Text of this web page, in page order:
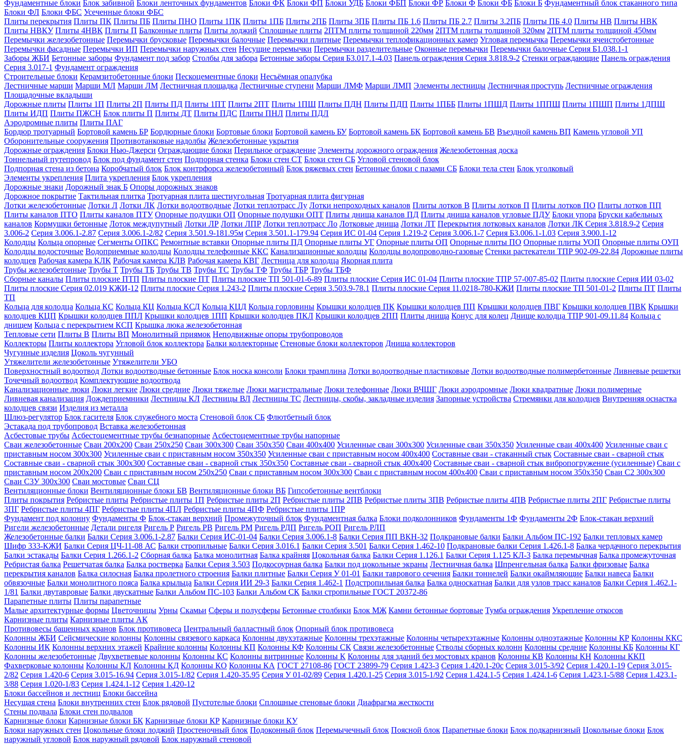
Фундаментные блоки Блок забивной Блоки ленточных фундаментов Блоки ФК Блоки ФП Блоки УДБ Блоки ФБП Блоки ФР Блоки Ф Блоки ФБ Блоки Б Фундаментный блок стаканного типа
Блоки ФЛ Блоки ФБС Усеченные блоки ФБС
Плиты перекрытия Плиты ПК Плиты ПБ Плиты ПНО Плиты 1ПК Плиты 1ПБ Плиты 2ПБ Плиты 3ПБ Плиты ПБ 1.6 Плиты ПБ 2.7 Плиты 3.2ПБ Плиты ПБ 4.0 Плиты НВ Плиты НВК
Плиты НВКУ Плиты 4НВК Плиты П Балконные плиты Плиты лоджий Сплошные плиты 2ПТМ плиты толщиной 220мм 2ПТМ плиты толщиной 320мм 2ПТМ плиты толщиной 450мм
Перемычки железобетонные Перемычки брусковые Перемычки балочные Перемычки плитные Перемычки теплофикационных камер Угловая перемычка Перемычки ячеистобетонные
Перемычки фасадные Перемычки ИП Перемычки наружных стен Несущие перемычки Перемычки разделительные Оконные перемычки Перемычки балочные Серия Б1.038.1-1
Заборы ЖБИ Бетонные заборы Фундамент под забор Столбы для забора Бетонные заборы Серия Б3.017.1-4.03 Панель ограждения Серия 3.818.9-2 Стенки ограждающие Панель ограждения
Серия 3.017-1 Фундамент ограждения
Строительные блоки Керамзитобетонные блоки Пескоцементные блоки Несъёмная опалубка
Лестничные марши Марши МЛ Марши ЛМ Лестничная площадка Лестничные ступени Марши ЛМФ Марши ЛМП Элементы лестницы Лестничная проступь Лестничные ограждения
Площадочные вкладыши
Дорожные плиты Плиты 1П Плиты 2П Плиты ПД Плиты 1ПТ Плиты 2ПТ Плиты 1ПШ Плиты ПДН Плиты ПДП Плиты 1ПББ Плиты 1ПШД Плиты 1ППШ Плиты 1ПШП Плиты 1ДПШ
Плиты ИДП Плиты ПЖСН Блок плиты П Плиты ДТ Плиты ПДС Плиты ПНЛ Плиты ПДЛ
Аэродромные плиты Плиты ПАГ
Бордюр тротуарный Бортовой камень БР Бордюрные блоки Бортовые блоки Бортовой камень БУ Бортовой камень БК Бортовой камень БВ Въездной камень ВП Камень угловой УП
Оборонительные сооружения Противотанковые надолбы Железобетонные укрытия
Дорожные ограждения Блоки Нью-Джерси Ограждающие блоки Перильное ограждение Элементы дорожного ограждения Железобетонная доска
Тоннельный путепровод Блок под фундамент стен Подпорная стенка Блоки стен СТ Блоки стен СБ Угловой стеновой блок
Подпорная стена из бетона Коробчатый блок Блок контрфорса железобетонный Блок ряжевых стен Бетонные блоки с пазами СБ Блоки тела стен Блок уголковый
Элементы укрепления Плита укрепления Блок укрепления
Дорожные знаки Дорожный знак Б Опоры дорожных знаков
Дорожное покрытие Тактильная плитка Тротуарная плита шестиугольная Тротуарная плита фигурная
Лотки железобетонные Лотки Л Лотки ЛК Лотки водоотводные Лотки теплотрасс Лу Лотки непроходных каналов Плиты лотков В Плиты лотков П Плиты лотков ПО Плиты лотков ПП
Плиты каналов ПТО Плиты каналов ПТУ Опорные подушки ОП Опорные подушки ОПТ Плиты днища каналов ПД Плиты днища каналов угловые ПДУ Блоки упора Бруски кабельных
каналов Кормушки бетонные Лоток междупутный Лотки ЛР Лотки ЛПР Лотки теплотрасс Ло Лотковые днища Лотки ЛТ Перекрытия лотковых каналов Лотки ЛК Серия 3.818.9-2 Серия
3.006-2 Серия 3.006.1-2.87 Серия 3.006.1-2/82 Серия 3.501.9-181.95м Серия 3.501.1-179.94 Серия ИС 01-04 Серия 1.219-2 Серия 3.006.1-7 Серия Б3.006.1-1.03 Серия 3.900.1-12
Колодцы Кольца опорные Сегменты ОПКС Ремонтные вставки Опорные плиты ПД Опорные плиты УГ Опорные плиты ОП Опорные плиты ПО Опорные плиты УОП Опорные плиты ОУП
Колодцы водосточные Водоприемные колодцы Колодцы телефонные ККС Канализационные колодцы Колодцы водопроводно-газовые Стенки растекатели ТПР 902-09-22.84 Дорожные плиты
колодцев Рабочая камера КЛК Рабочая камера КЛВ Рабочая камера КВГ Лестница для колодца Якорная плита
Трубы железобетонные Трубы Т Трубы ТБ Трубы ТВ Трубы ТС Трубы ТФ Трубы ТБР Трубы ТБФ
Сборные каналы Плиты плоские ПТП Плиты плоские ПТ Плиты плоские ТП 501-01-6-89 Плиты плоские Серия ИС 01-04 Плиты плоские ТПР 57-007-85-02 Плиты плоские Серия ИИ 03-02
Плиты плоские Серия 02.019 КЖИ-12 Плиты плоские Серия 1.243-2 Плиты плоские Серия 3.503.9-78.1 Плиты плоские Серия 11.0218-780-КЖИ Плиты плоские ТП 501-01-2 Плиты ПТ Плиты
ТП
Кольца для колодца Кольца КС Кольца КЦ Кольца КСД Кольца КЦД Кольца горловины Крышки колодцев ПК Крышки колодцев ПП Крышки колодцев ПВГ Крышки колодцев ПВК Крышки
колодцев КЦП Крышки колодцев ППЛ Крышки колодцев 1ПП Крышки колодцев ПКЛ Крышки колодцев 2ПП Плиты днища Конус для колец Днище колодца ТПР 901-09.11.84 Кольца с
днищем Кольца с перекрытием КСП Крышка люка железобетонная
Тепловые сети Плиты В Плиты ВП Монолитный приямок Неподвижные опоры трубопроводов
Коллекторы Плиты коллектора Угловой блок коллектора Балки коллекторные Стеновые блоки коллекторов Днища коллекторов
Чугунные изделия Цоколь чугунный
Утяжелители железобетонные Утяжелители УБО
Поверхностный водоотвод Лотки водоотводные бетонные Блок носка консоли Блоки трамплина Лотки водоотводные пластиковые Лотки водоотводные полимербетонные Ливневые решетки
Точечный водоотвод Комплектующие водоотвода
Канализационные люки Люки легкие Люки средние Люки тяжелые Люки магистральные Люки телефонные Люки ВЧШГ Люки аэродромные Люки квадратные Люки полимерные
Ливневая канализация Дождеприемники Лестницы КЛ Лестницы ВЛ Лестницы ТС Лестницы, скобы, закладные изделия Запорные устройства Стремянки для колодцев Внутренняя оснастка
колодцев связи Изделия из металла
Шлюз-регулятор Блок гасителя Блок служебного моста Стеновой блок СБ Флютбетный блок
Эстакада под трубопровод Вставка железобетонная
Асбестовые трубы Асбестоцементные трубы безнапорные Асбестоцементные трубы напорные
Сваи железобетонные Сваи 200х200 Сваи 250х250 Сваи 300х300 Сваи 350х350 Сваи 400х400 Усиленные сваи 300х300 Усиленные сваи 350х350 Усиленные сваи 400х400 Усиленные сваи с
приставным носом 300х300 Усиленные сваи с приставным носом 350х350 Усиленные сваи с приставным носом 400х400 Составные сваи - стаканный стык Составные сваи - сварной стык
Составные сваи - сварной стык 300х300 Составные сваи - сварной стык 350х350 Составные сваи - сварной стык 400х400 Составные сваи - сварной стык вибропогружение (усиленные) Сваи с
приставным носом 200х200 Сваи с приставным носом 250х250 Сваи с приставным носом 300х300 Сваи с приставным носом 400х400 Сваи с приставным носом 350х350 Сваи С2 300х300
Сваи С3У 300х300 Сваи мостовые Сваи СЦ
Вентиляционные блоки Вентиляционные блоки БВ Вентиляционные блоки ВБ Гипсобетонные вентблоки
Плиты покрытия Ребристые плиты Ребристые плиты 1П Ребристые плиты 2П Ребристые плиты 2ПВ Ребристые плиты 3ПВ Ребристые плиты 4ПВ Ребристые плиты 2ПГ Ребристые плиты
3ПГ Ребристые плиты 4ПГ Ребристые плиты 4ПЛ Ребристые плиты 4ПФ Ребристые плиты 1ПР
Фундамент под колонну Фундаменты Ф Блок-стакан верхний Промежуточный блок Фундаментная балка Блоки подколонников Фундаменты 1Ф Фундаменты 2Ф Блок-стакан верхний
Ригели железобетонные Детали ригеля Ригель Р Ригель РВ Ригель РМ Ригель РДП Ригель РОП Ригель РЛП
Железобетонные балки Балки Серия 3.006.1-2.87 Балки Серия ИС-01-04 Балки Серия 3.006.1-8 Балки Серия ПП ВКН-32 Подкрановые балки Балки Альбом ПС-192 Балки тепловых камер
Шифр 333-КЖИ Балки Серия ЦЧ-11-08 АС Балки стропильные Балки Серия 3.016.1 Балки Серия 3.501 Балки Серия 1.462-10 Подкрановые балки Серия 1.426.1-8 Балка чердачного перекрытия
Балки эстакады Балки Серия 1.266.1-2 Сборная балка Балка монолитная Балка крайняя Цокольная балка Балки Серия 1.126.1 Балки Серия 1.125 КЛ-3 Балка перемычная Балка промежуточная
Ребристая балка Решетчатая балка Балка ростверка Балки Серия 3.503 Подкосоурная балка Балки под цокольные экраны Лестничная балка Шпренгельная балка Балки фризовые Балка
перекрытия каналов Балка силосная Балка пролетного строения Балки плитные Балки Серия У 01-01 Балки таврового сечения Балки тоннелей Балки окаймляющие Балки навеса Балки
обвязочные Балки монолитного пояса Балка крыльца Балки Серия ИИ 29-3 Балки Серия 1.462-1 Подстропильная балка Балка односкатная Балки для узлов трасс каналов Балки Серия 1.462.1-
1/81 Балки двутавровые Балки двускатные Балки Альбом ПС-103 Балки Альбом СК Балки стропильные ГОСТ 20372-86
Парапетные плиты Плиты парапетные
Малые архитектурные формы Цветочницы Урны Скамьи Сферы и полусферы Бетонные столбики Блок МЖ Камни бетонные бортовые Тумба ограждения Укрепление откосов
Карнизные плиты Карнизные плиты АК
Противовесы башенных кранов Блок противовеса Центральный балластный блок Опорный блок противовеса
Колонны ЖБИ Сейсмические колонны Колонны связевого каркаса Колонны двухэтажные Колонны трехэтажные Колонны четырехэтажные Колонны одноэтажные Колонны КР Колонны ККС
Колонны ИК Колонны верхних этажей Крайние колонны Колонны КП Колонны КФ Колонны СК Связи железобетонные Стволы сборных колонн Колонны средние Колонны КБ Колонны КГ
Колонны железобетонные Двухветвевые колонны Колонны КС Колонны витринные Колонны К Колонны для зданий без мостовых кранов Колонны КВ Колонны КН Колонны ККП
Фахверковые колонны Колонны КЛ Колонны КД Колонны КО Колонны КА ГОСТ 27108-86 ГОСТ 23899-79 Серия 1.423-3 Серия 1.420.1-20с Серия 3.015-3/92 Серия 1.420.1-19 Серия 3.015-
2/82 Серия 1.420-6 Серия 3.015-16.94 Серия 3.015-1/82 Серия 1.420-35.95 Серия У 01-02/89 Серия 1.420.1-25 Серия 3.015-1/92 Серия 1.424.1-5 Серия 1.424.1-6 Серия 1.423.1-5/88 Серия 1.423.1-
3/88 Серия 1.020-1/83 Серия 1.424.1-12 Серия 1.420-12
Блоки бассейнов и лестниц Блоки бассейна
Несущая стена Блоки внутренних стен Блок рядовой Пустотелые блоки Сплошные стеновые блоки Диафрагма жесткости
Стены подвала Блоки стен подвалов
Карнизные блоки Карнизные блоки БК Карнизные блоки КР Карнизные блоки КУ
Блоки наружных стен Цокольные блоки лоджий Простеночный блок Подоконный блок Перемычечный блок Поясной блок Парапетные блоки Блок подкарнизный Цокольные блоки Блок
наружный угловой Блок наружный рядовой Блок наружный стеновой